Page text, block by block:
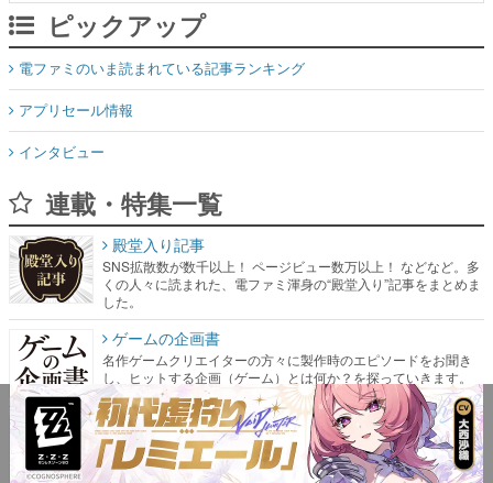
ピックアップ
電ファミのいま読まれている記事ランキング
アプリセール情報
インタビュー
連載・特集一覧
殿堂入り記事
SNS拡散数が数千以上！ ページビュー数万以上！ などなど。多
くの人々に読まれた、電ファミ渾身の“殿堂入り”記事をまとめま
した。
ゲームの企画書
名作ゲームクリエイターの方々に製作時のエピソードをお聞き
し、ヒットする企画（ゲーム）とは何か？を探っていきます。
赫本
この物語を解いてはいけない。『赫本』は、〈試験問題〉の形
をした短編ホラー小説集です。